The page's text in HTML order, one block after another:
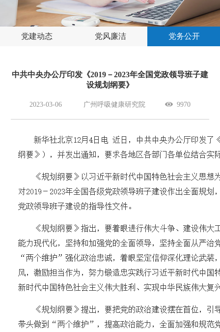
党建动态 党风廉洁 党务公开
中共中央办公厅印发《2019－2023年全国党政领导班子建
设规划纲要》
2023-03-06 广州呼吸健康研究院 9970